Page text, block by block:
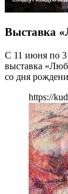
Выставка
С 11 июня по
выставка
со дня
https://